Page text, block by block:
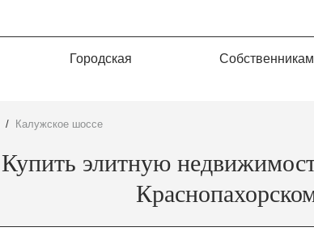
Городская Собственникам
Калужское шоссе
Купить элитную